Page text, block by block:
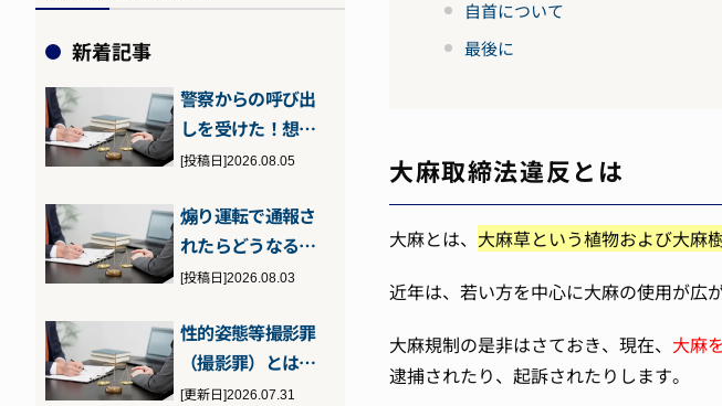
自首について
最後に
大麻取締法違反とは
大麻とは、 大麻草という植物および大麻
近年は、若い方を中心に大麻の使用が広
大麻規制の是非はさておき、現在、 大麻
逮捕されたり、起訴されたりします。
新着記事
警察からの呼び出
しを受けた！想定
される理由や流
い…
[投稿日]2026.08.05
煽り運転で通報さ
れたらどうなる？
問われる罪と通報
[投稿日]2026.08.03
性的姿態等撮影罪
（撮影罪）とは？
性的姿態撮影等処
[更新日]2026.07.31